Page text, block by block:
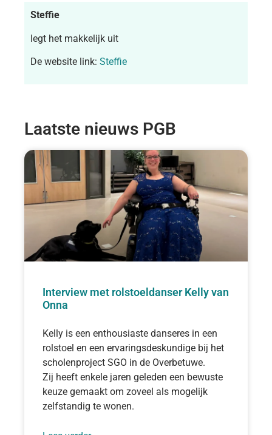
Steffie
legt het makkelijk uit
De website link: Steffie
Laatste nieuws PGB
Interview met rolstoeldanser Kelly van
Onna
Kelly is een enthousiaste danseres in een
rolstoel en een ervaringsdeskundige bij het
scholenproject SGO in de Overbetuwe.
Zij heeft enkele jaren geleden een bewuste
keuze gemaakt om zoveel als mogelijk
zelfstandig te wonen.